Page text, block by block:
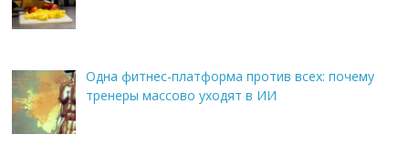
Одна фитнес-платформа против всех: почему
тренеры массово уходят в ИИ